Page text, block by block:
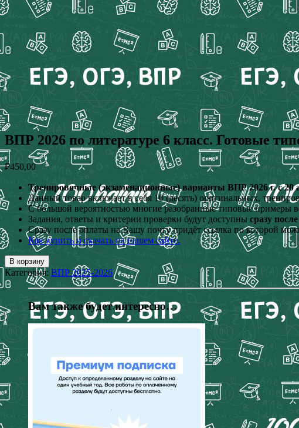
ВПР 2026 по литературе 6 класс. Готовые
₽450,00
Тренировочные (экзаменационные) варианты ВПР 2026 г. с 20
Данный товар включает в себя 10 (десять) оригинальных,
С большой вероятностью многие разобранные типовые примеры
Задания, ответы и критерии проверки будут доступны сразу
Сразу после оплаты на Вашу почту придёт ссылка по которой
Как купить и скачать на нашем сайте.
В корзину
Категория: ВПР 2025-2026
Вам также будет интересно…